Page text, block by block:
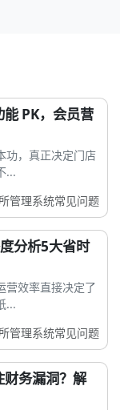
PK，会员营
功，真正决定门店
...
管理系统常见问题
分析5大省时
营效率直接决定了
...
管理系统常见问题
务漏洞？解